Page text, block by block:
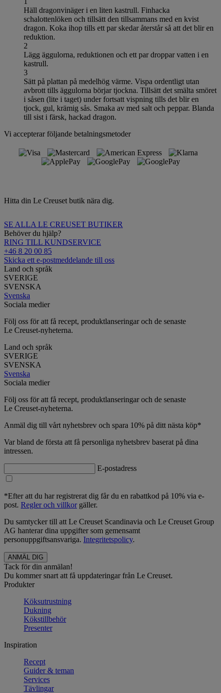
Häll dragonvinäger i en liten kastrull. Finhacka
schalottenlöken och tillsätt den tillsammans med en kvist
dragon. Koka ihop tills ett par skedar återstår så att det blir en
reduktion.
2
Lägg äggulorna, reduktionen och ett par droppar vatten i en
kastrull.
3
Sätt på plattan på medelhög värme. Vispa ordentligt utan
avbrott tills äggulorna börjar tjockna. Tillsätt det smälta smöret
i såsen (lite i taget) under fortsatt vispning tills det blir en
tjock, gul, krämig sås. Smaka av med salt och peppar. Blanda
till sist i färsk, hackad dragon.
Vi accepterar följande betalningsmetoder
Hitta din Le Creuset butik nära dig.
SE ALLA LE CREUSET BUTIKER
Behöver du hjälp?
RING TILL KUNDSERVICE
+46 8 20 00 85
Skicka ett e-postmeddelande till oss
Land och språk
SVERIGE
SVENSKA
Svenska
Sociala medier
Följ oss för att få recept, produktlanseringar och de senaste
Le Creuset-nyheterna.
Land och språk
SVERIGE
SVENSKA
Svenska
Sociala medier
Följ oss för att få recept, produktlanseringar och de senaste
Le Creuset-nyheterna.
Anmäl dig till vårt nyhetsbrev och spara 10% på ditt nästa köp*
Var bland de första att få personliga nyhetsbrev baserat på dina
intressen.
E-postadress
*Efter att du har registrerat dig får du en rabattkod på 10% via e-
post. Regler och villkorgäller.
Du samtycker till att Le Creuset Scandinavia och Le Creuset Group
AG hanterar dina uppgifter som gemensamt
personuppgiftsansvariga. Integritetspolicy.
Tack för din anmälan!
Du kommer snart att få uppdateringar från Le Creuset.
Produkter
Köksutrustning
Dukning
Kökstillbehör
Presenter
Inspiration
Recept
Guider & teman
Services
Tävlingar